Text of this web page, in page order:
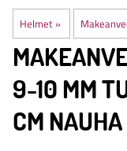
Helmet‪»
9-10 MM
CM NAUHA